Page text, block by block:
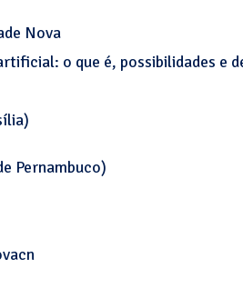
Nova
o que é, possibilidades e
Pernambuco)